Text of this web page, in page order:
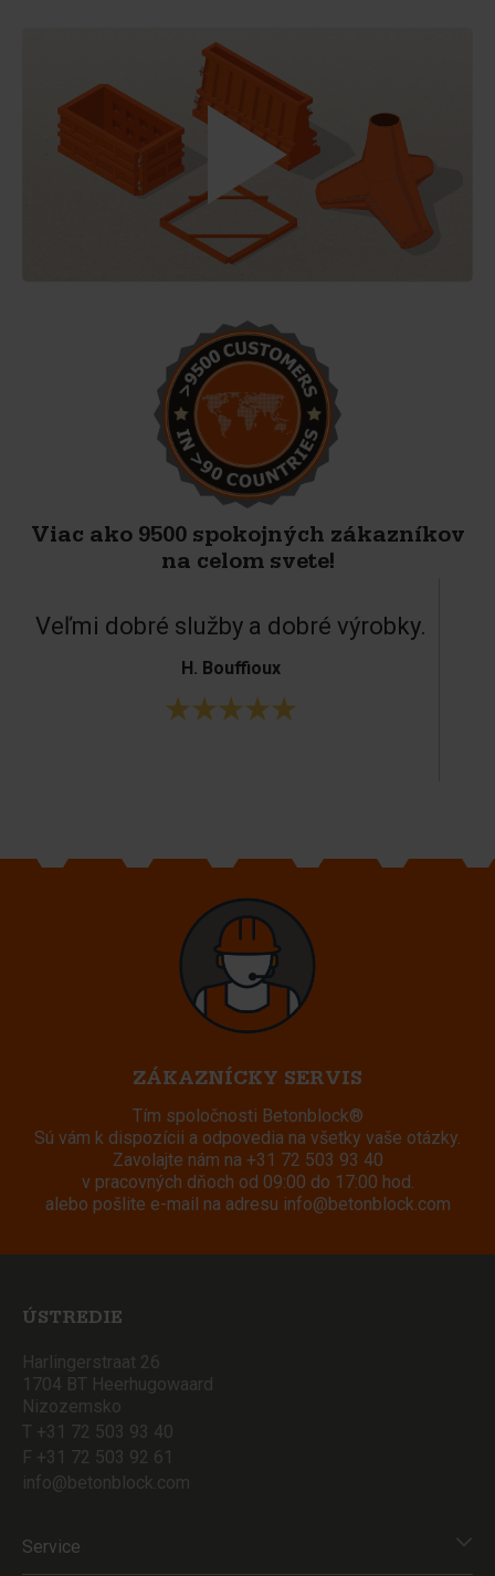
Viac ako 9500 spokojných zákazníkov
na celom svete!
Veľmi dobré služby a dobré výrobky.
H. Bouffioux
ZÁKAZNÍCKY SERVIS
Tím spoločnosti Betonblock®
Sú vám k dispozícii a odpovedia na všetky vaše otázky.
Zavolajte nám na +31 72 503 93 40
v pracovných dňoch od 09:00 do 17:00 hod.
alebo pošlite e-mail na adresu info@betonblock.com
ÚSTREDIE
Harlingerstraat 26
1704 BT Heerhugowaard
Nizozemsko
T +31 72 503 93 40
F +31 72 503 92 61
info@betonblock.com
Service